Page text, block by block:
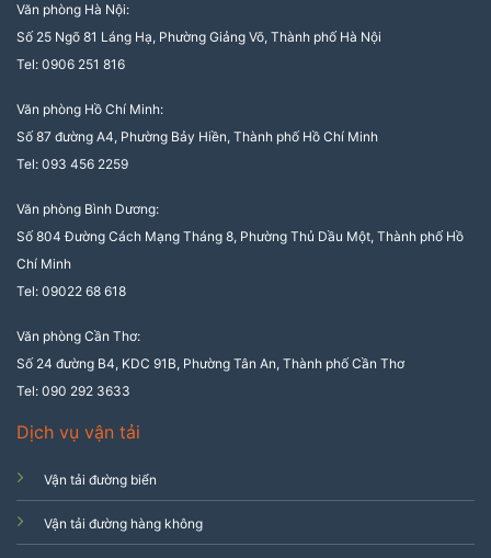
Văn phòng Hà Nội:
Số 25 Ngõ 81 Láng Hạ, Phường Giảng Võ, Thành phố Hà Nội
Tel: 0906 251 816
Văn phòng Hồ Chí Minh:
Số 87 đường A4, Phường Bảy Hiền, Thành phố Hồ Chí Minh
Tel: 093 456 2259
Văn phòng Bình Dương:
Số 804 Đường Cách Mạng Tháng 8, Phường Thủ Dầu Một, Thành phố Hồ
Chí Minh
Tel: 09022 68 618
Văn phòng Cần Thơ:
Số 24 đường B4, KDC 91B, Phường Tân An, Thành phố Cần Thơ
Tel: 090 292 3633
Dịch vụ vận tải
Vận tải đường biển
Vận tải đường hàng không